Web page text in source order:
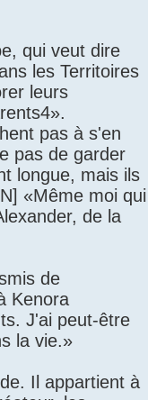
qui veut dire
les Territoires
leurs
pas à s'en
pas de garder
longue, mais ils
«Même moi qui
de la
de
Kenora
J'ai peut-être
la vie.»
Il appartient à